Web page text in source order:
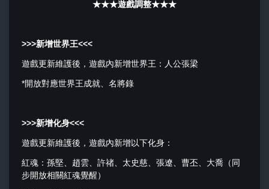
★★★遊戲調整★★★
>>>新增世界王<<<
遊戲更新維護後，遊戲內新增世界王：人公張梁
*開放對應世界王成就、名將錄
>>>新增化身<<<
遊戲更新維護後，遊戲內新增以下化身：
紅魂：孫堅、趙雲、許禇、太史慈、張遼、曹丕、大喬（同
步開放相關紅魂覺醒）